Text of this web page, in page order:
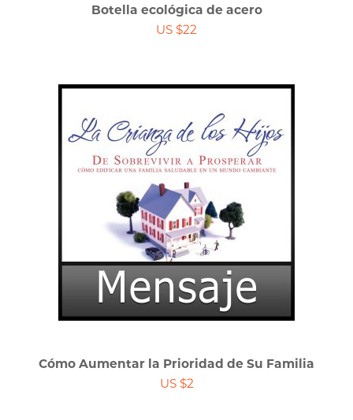
Botella ecológica de acero
US $22
Cómo Aumentar la Prioridad de Su Familia
US $2